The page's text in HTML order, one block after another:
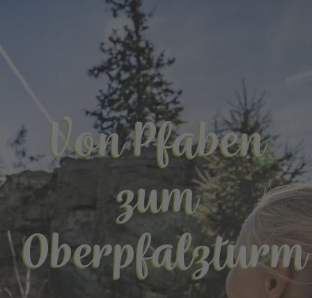
Von Pfaben
zum
Oberpfalzturm